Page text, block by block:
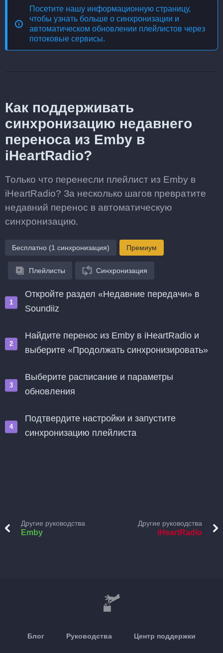
Посетите нашу информационную страницу,
чтобы узнать больше о синхронизации и
автоматическом обновлении плейлистов через
потоковые сервисы.
Как поддерживать
синхронизацию недавнего
переноса из Emby в
iHeartRadio?
Только что перенесли плейлист из Emby в
iHeartRadio? За несколько шагов превратите
недавний перенос в автоматическую
синхронизацию.
Бесплатно (1 синхронизация) Премиум
Плейлисты Синхронизация
Откройте раздел «Недавние передачи» в
Soundiiz
Найдите перенос из Emby в iHeartRadio и
выберите «Продолжать синхронизировать»
Выберите расписание и параметры
обновления
Подтвердите настройки и запустите
синхронизацию плейлиста
Другие руководства
Emby
Другие руководства
iHeartRadio
Блог Руководства Центр поддержки